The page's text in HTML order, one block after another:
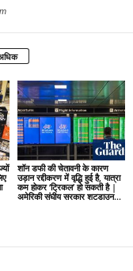
शॉन डफी की चेतावनी के कारण
उड़ान रद्दीकरण में वृद्धि हुई है, यात्रा
कम होकर ‘ट्रिकल’ हो सकती है |
अमेरिकी संघीय सरकार शटडाउन...